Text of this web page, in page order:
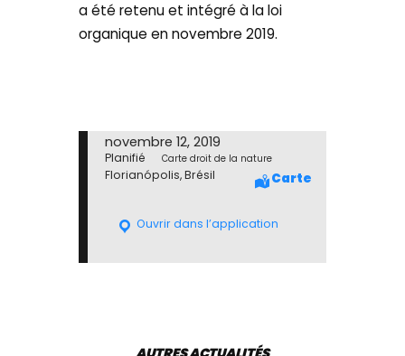
a été retenu et intégré à la loi
organique en novembre 2019.
novembre 12, 2019
Planifié Carte droit de la nature
Florianópolis, Brésil Carte
Ouvrir dans l’application